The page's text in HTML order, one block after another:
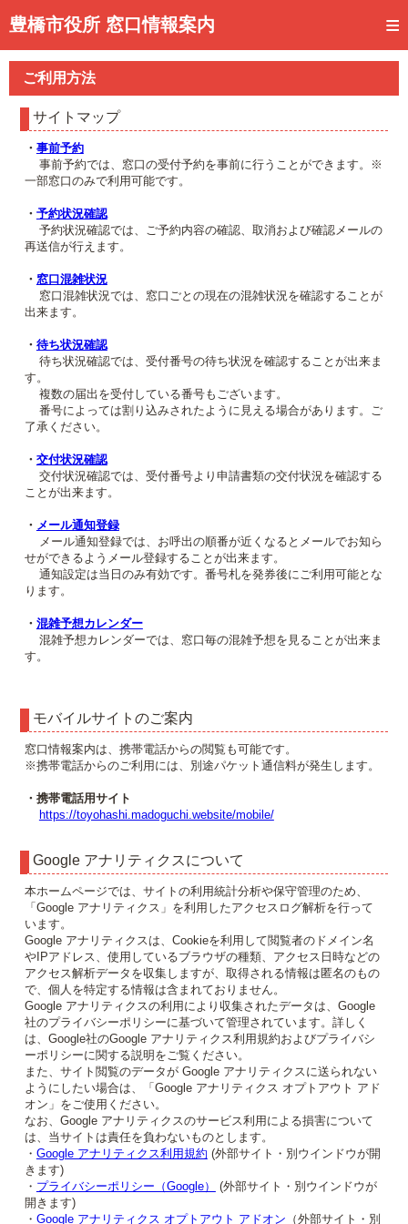
豊橋市役所 窓口情報案内
トップページ
事前予約
予約状況確認
窓口混雑状況
待ち状況確認
交付状況確認
メール通知登録
ご利用方法
サイトマップ
・ 事前予約
事前予約では、窓口の受付予約を事前に行うことができます。※
一部窓口のみで利用可能です。
・ 予約状況確認
予約状況確認では、ご予約内容の確認、取消および確認メールの
再送信が行えます。
・ 窓口混雑状況
窓口混雑状況では、窓口ごとの現在の混雑状況を確認することが
出来ます。
・ 待ち状況確認
待ち状況確認では、受付番号の待ち状況を確認することが出来ま
す。
複数の届出を受付している番号もございます。
番号によっては割り込みされたように見える場合があります。ご
了承ください。
・ 交付状況確認
交付状況確認では、受付番号より申請書類の交付状況を確認する
ことが出来ます。
・ メール通知登録
メール通知登録では、お呼出の順番が近くなるとメールでお知ら
せができるようメール登録することが出来ます。
通知設定は当日のみ有効です。番号札を発券後にご利用可能とな
ります。
・ 混雑予想カレンダー
混雑予想カレンダーでは、窓口毎の混雑予想を見ることが出来ま
す。
モバイルサイトのご案内
窓口情報案内は、携帯電話からの閲覧も可能です。
※携帯電話からのご利用には、別途パケット通信料が発生します。
・携帯電話用サイト
https://toyohashi.madoguchi.website/mobile/
Google アナリティクスについて
本ホームページでは、サイトの利用統計分析や保守管理のため、
「Google アナリティクス」を利用したアクセスログ解析を行って
います。
Google アナリティクスは、Cookieを利用して閲覧者のドメイン名
やIPアドレス、使用しているブラウザの種類、アクセス日時などの
アクセス解析データを収集しますが、取得される情報は匿名のもの
で、個人を特定する情報は含まれておりません。
Google アナリティクスの利用により収集されたデータは、Google
社のプライバシーポリシーに基づいて管理されています。詳しく
は、Google社のGoogle アナリティクス利用規約およびプライバシ
ーポリシーに関する説明をご覧ください。
また、サイト閲覧のデータが Google アナリティクスに送られない
ようにしたい場合は、「Google アナリティクス オプトアウト アド
オン」をご使用ください。
なお、Google アナリティクスのサービス利用による損害について
は、当サイトは責任を負わないものとします。
・ Google アナリティクス利用規約 (外部サイト・別ウインドウが開
きます)
・ プライバシーポリシー（Google）
(外部サイト・別ウインドウが
開きます)
・ Google アナリティクス オプトアウト アドオン （外部サイト・別